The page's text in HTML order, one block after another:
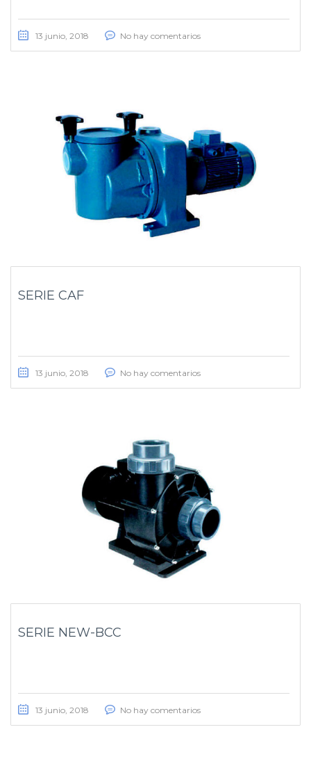
13 junio, 2018 No hay comentarios
SERIE CAF
13 junio, 2018 No hay comentarios
SERIE NEW-BCC
13 junio, 2018 No hay comentarios